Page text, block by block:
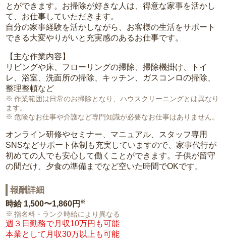
とができます。お掃除が好きな人は、得意な家事を活かし
て、お仕事していただきます。
自分の家事経験を活かしながら、お客様の生活をサポート
できる大変やりがいと充実感のあるお仕事です。
【主な作業内容】
リビングや床、フローリングの掃除、掃除機掛け、トイ
レ、浴室、洗面所の掃除、キッチン、ガスコンロの掃除、
整理整頓など
作業範囲は日常のお掃除となり、ハウスクリーニングとは異なり
ます。
危険なお仕事や介護など専門知識が必要なお仕事はありません。
オンライン研修やセミナー、マニュアル、スタッフ専用
SNSなどサポート体制も充実していますので、家事代行が
初めての人でも安心して働くことができます。子供が留守
の間だけ、夕食の準備までなど空いた時間でOKです。
報酬詳細
時給 1,500〜1,860円 ※
指名料・ランク時給により異なる
週３日勤務で月収10万円も可能
本業として月収30万以上も可能